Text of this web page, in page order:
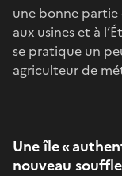
une bonne
aux usines et à
se pratique un
agriculteur de
Une île «
nouveau